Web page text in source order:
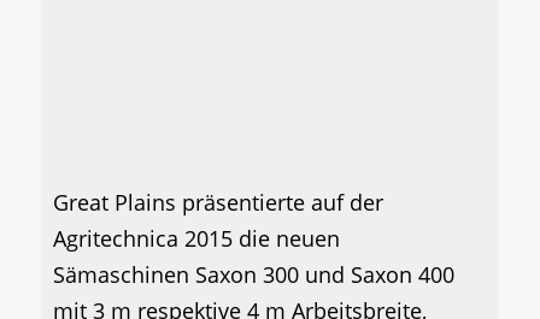
Great Plains präsentierte auf der
Agritechnica 2015 die neuen
Sämaschinen Saxon 300 und Saxon 400
mit 3 m respektive 4 m Arbeitsbreite,